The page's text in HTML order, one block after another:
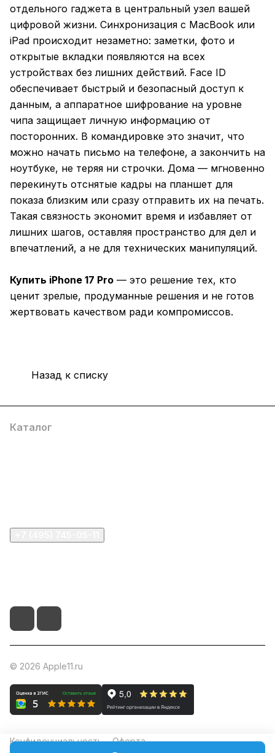
отдельного гаджета в центральный узел вашей
цифровой жизни. Синхронизация с MacBook или
iPad происходит незаметно: заметки, фото и
открытые вкладки появляются на всех
устройствах без лишних действий. Face ID
обеспечивает быстрый и безопасный доступ к
данным, а аппаратное шифрование на уровне
чипа защищает личную информацию от
посторонних. В командировке это значит, что
можно начать письмо на телефоне, а закончить на
ноутбуке, не теряя ни строчки. Дома — мгновенно
перекинуть отснятые кадры на планшет для
показа близким или сразу отправить их на печать.
Такая связность экономит время и избавляет от
лишних шагов, оставляя пространство для дел и
впечатлений, а не для технических манипуляций.
Купить iPhone 17 Pro — это решение тех, кто
ценит зрелые, продуманные решения и не готов
жертвовать качеством ради компромиссов.
Назад к списку
Каталог
© 2026 Apple11.ru
Конфиденциальность Оферта